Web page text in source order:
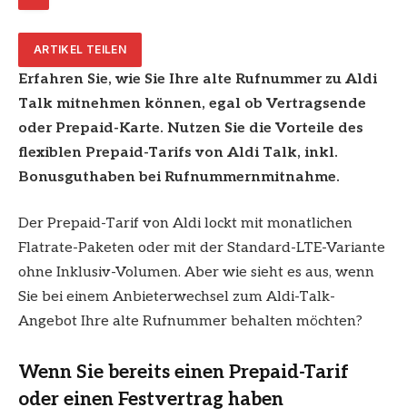
ARTIKEL TEILEN
Erfahren Sie, wie Sie Ihre alte Rufnummer zu Aldi
Talk mitnehmen können, egal ob Vertragsende
oder Prepaid-Karte. Nutzen Sie die Vorteile des
flexiblen Prepaid-Tarifs von Aldi Talk, inkl.
Bonusguthaben bei Rufnummernmitnahme.
Der Prepaid-Tarif von Aldi lockt mit monatlichen
Flatrate-Paketen oder mit der Standard-LTE-Variante
ohne Inklusiv-Volumen. Aber wie sieht es aus, wenn
Sie bei einem Anbieterwechsel zum Aldi-Talk-
Angebot Ihre alte Rufnummer behalten möchten?
Wenn Sie bereits einen Prepaid-Tarif
oder einen Festvertrag haben